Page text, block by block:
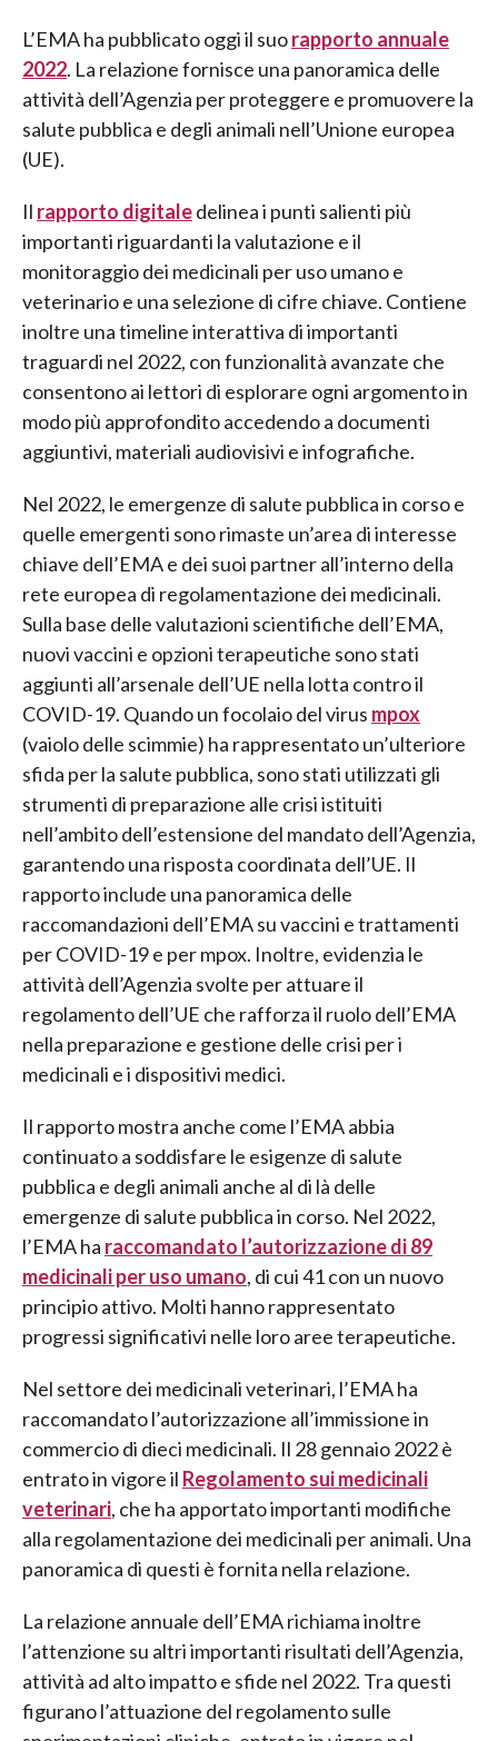
L’EMA ha pubblicato oggi il suorapporto annuale
2022. La relazione fornisce una panoramica delle
attività dell’Agenzia per proteggere e promuovere la
salute pubblica e degli animali nell’Unione europea
(UE).
Il rapporto digitaledelinea i punti salienti più
importanti riguardanti la valutazione e il
monitoraggio dei medicinali per uso umano e
veterinario e una selezione di cifre chiave. Contiene
inoltre una timeline interattiva di importanti
traguardi nel 2022, con funzionalità avanzate che
consentono ai lettori di esplorare ogni argomento in
modo più approfondito accedendo a documenti
aggiuntivi, materiali audiovisivi e infografiche.
Nel 2022, le emergenze di salute pubblica in corso e
quelle emergenti sono rimaste un’area di interesse
chiave dell’EMA e dei suoi partner all’interno della
rete europea di regolamentazione dei medicinali.
Sulla base delle valutazioni scientifiche dell’EMA,
nuovi vaccini e opzioni terapeutiche sono stati
aggiunti all’arsenale dell’UE nella lotta contro il
COVID-19. Quando un focolaio del virus mpox
(vaiolo delle scimmie) ha rappresentato un’ulteriore
sfida per la salute pubblica, sono stati utilizzati gli
strumenti di preparazione alle crisi istituiti
nell’ambito dell’estensione del mandato dell’Agenzia,
garantendo una risposta coordinata dell’UE. Il
rapporto include una panoramica delle
raccomandazioni dell’EMA su vaccini e trattamenti
per COVID-19 e per mpox. Inoltre, evidenzia le
attività dell’Agenzia svolte per attuare il
regolamento dell’UE che rafforza il ruolo dell’EMA
nella preparazione e gestione delle crisi per i
medicinali e i dispositivi medici.
Il rapporto mostra anche come l’EMA abbia
continuato a soddisfare le esigenze di salute
pubblica e degli animali anche al di là delle
emergenze di salute pubblica in corso. Nel 2022,
l’EMA ha raccomandato l’autorizzazione di 89
medicinali per uso umano, di cui 41 con un nuovo
principio attivo. Molti hanno rappresentato
progressi significativi nelle loro aree terapeutiche.
Nel settore dei medicinali veterinari, l’EMA ha
raccomandato l’autorizzazione all’immissione in
commercio di dieci medicinali. Il 28 gennaio 2022 è
entrato in vigore il Regolamento sui medicinali
veterinari, che ha apportato importanti modifiche
alla regolamentazione dei medicinali per animali. Una
panoramica di questi è fornita nella relazione.
La relazione annuale dell’EMA richiama inoltre
l’attenzione su altri importanti risultati dell’Agenzia,
attività ad alto impatto e sfide nel 2022. Tra questi
figurano l’attuazione del regolamento sulle